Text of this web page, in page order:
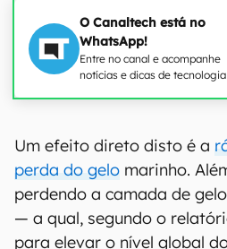
O Canaltech está no
WhatsApp!
Entre no canal e acompanhe
notícias e dicas de tecnologia